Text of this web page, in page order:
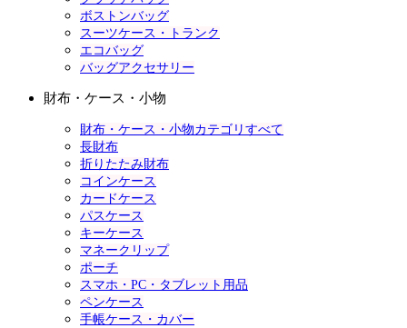
ボストンバッグ
スーツケース・トランク
エコバッグ
バッグアクセサリー
財布・ケース・小物
財布・ケース・小物カテゴリすべて
長財布
折りたたみ財布
コインケース
カードケース
パスケース
キーケース
マネークリップ
ポーチ
スマホ・PC・タブレット用品
ペンケース
手帳ケース・カバー